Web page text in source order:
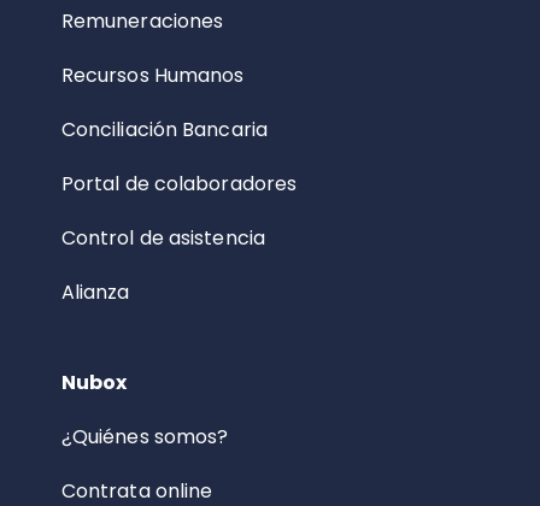
Remuneraciones
Recursos Humanos
Conciliación Bancaria
Portal de colaboradores
Control de asistencia
Alianza
Nubox
¿Quiénes somos?
Contrata online